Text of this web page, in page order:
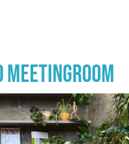
MEETINGROOM